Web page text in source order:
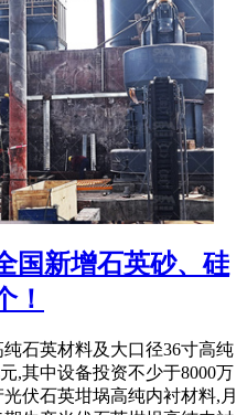
国新增石英砂、硅
！
石英材料及大口径36寸高纯
,其中设备投资不少于8000万
伏石英坩埚高纯内衬材料,月